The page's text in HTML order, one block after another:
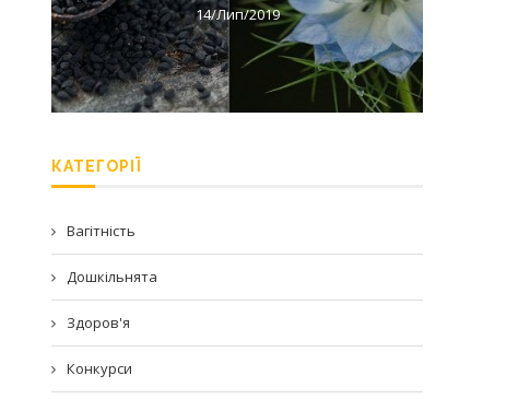
14/Лип/2019
КАТЕГОРІЇ
Вагітність
Дошкільнята
Здоров'я
Конкурси